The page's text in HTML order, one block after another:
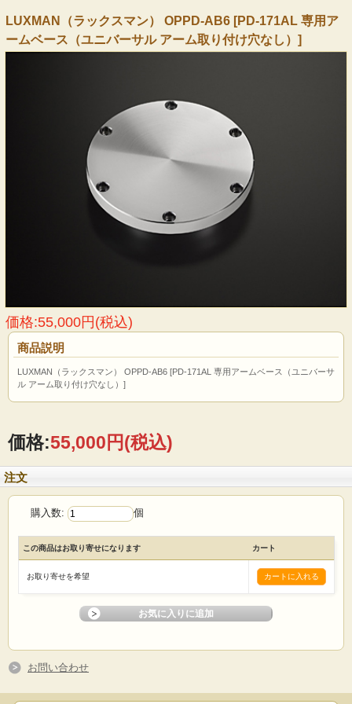
LUXMAN（ラックスマン） OPPD-AB6 [PD-171AL 専用ア
ームベース（ユニバーサル アーム取り付け穴なし）]
価格:55,000円(税込)
商品説明
LUXMAN（ラックスマン） OPPD-AB6 [PD-171AL 専用アームベース（ユニバーサ
ル アーム取り付け穴なし）]
価格:55,000円(税込)
注文
購入数: 個
この商品はお取り寄せになります カート
お取り寄せを希望
お問い合わせ